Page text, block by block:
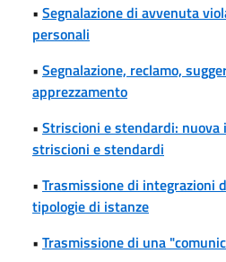
• Segnalazione di avvenuta
personali
• Segnalazione, reclamo,
apprezzamento
• Striscioni e stendardi: nuova
striscioni e stendardi
• Trasmissione di integrazioni
tipologie di istanze
• Trasmissione di una